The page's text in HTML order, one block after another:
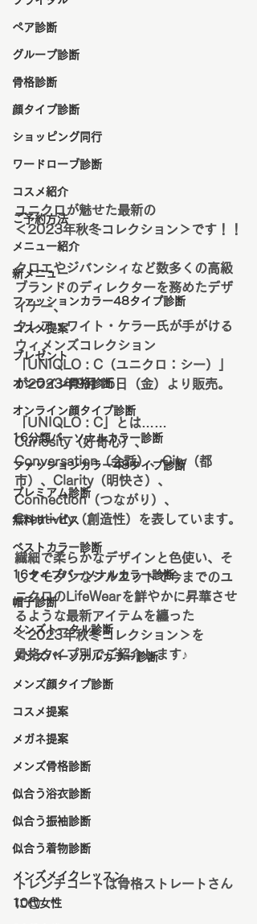
ペア診断
グループ診断
骨格診断
顔タイプ診断
ショッピング同行
ワードローブ診断
コスメ紹介
ご予約方法
メニュー紹介
新メニュー
ファッションカラー48タイプ診断
コスメ提案
プレゼント
オンライン骨格診断
オンライン顔タイプ診断
16分類パーソナルカラー診断
ファッションカラー48タイプ診断
プレミアム診断
無料サービス
ベストカラー診断
16タイプパーソナルカラー診断
帽子診断
メンズトータル診断
メンズパーソナルカラー診断
メンズ顔タイプ診断
コスメ提案
メガネ提案
メンズ骨格診断
似合う浴衣診断
似合う振袖診断
似合う着物診断
メンズメイクレッスン
10代女性
ユニクロが魅せた最新の
＜2023年秋冬コレクション＞です！！
クロエやジバンシィなど数多くの高級
ブランドのディレクターを務めたデザ
イナー、
クレア・ワイト・ケラー氏が手がける
ウィメンズコレクション
「UNIQLO : C（ユニクロ：シー）」
が2023年9月15日（金）より販売。
「UNIQLO : C」とは……
Curiosity（好奇心）、
Conversation（会話）、City（都
市）、Clarity（明快さ）、
Connection（つながり）、
Creativity（創造性）を表しています。
繊細で柔らかなデザインと色使い、そ
してモダンなシルエットで今までのユ
ニクロのLifeWearを鮮やかに昇華させ
るような最新アイテムを纏った
＜2023年秋冬コレクション＞を
骨格タイプ別でご紹介します♪
トレンチコートは骨格ストレートさん
に◎